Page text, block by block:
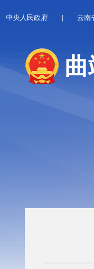
中央人民政府 云南